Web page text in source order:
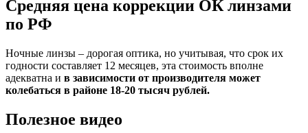
Средняя цена коррекции ОК линзами
по РФ
Ночные линзы – дорогая оптика, но учитывая, что срок их
годности составляет 12 месяцев, эта стоимость вполне
адекватна и в зависимости от производителя может
колебаться в районе 18-20 тысяч рублей.
Полезное видео